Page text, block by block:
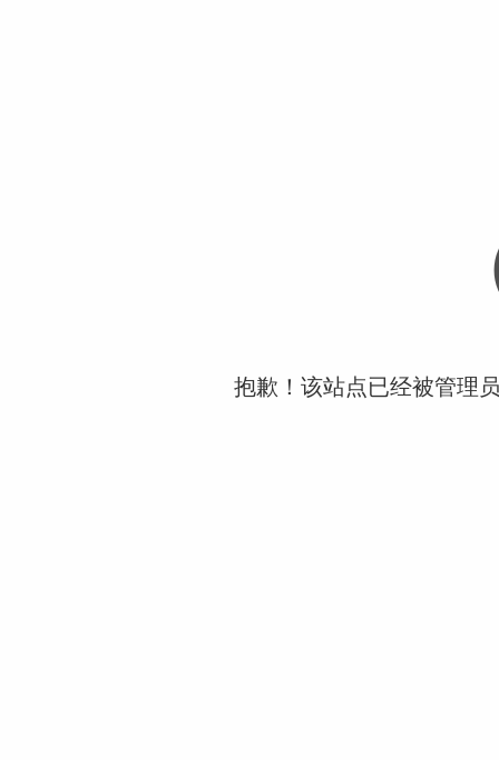
抱歉！该站点已经被管理